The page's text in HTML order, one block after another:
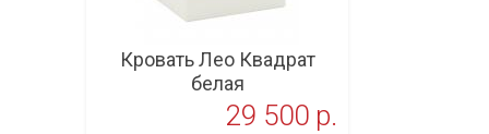
Кровать Лео Квадрат
белая
29 500 p.